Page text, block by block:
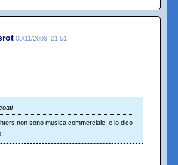
08/11/2009, 21:51
non sono musica commerciale, e lo dico